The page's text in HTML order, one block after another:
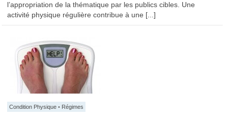
l’appropriation de la thématique par les publics cibles. Une
activité physique régulière contribue à une [...]
Condition Physique • Régimes